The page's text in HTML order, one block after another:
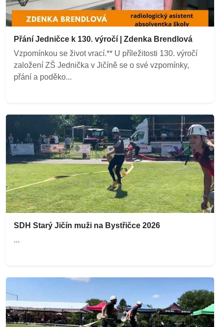
Přání Jedničce k 130. výročí | Zdenka Brendlová
Vzpomínkou se život vrací.** U příležitosti 130. výročí
založení ZŠ Jednička v Jičíně se o své vzpomínky,
přání a poděko...
SDH Starý Jičín muži na Bystřičce 2026
...